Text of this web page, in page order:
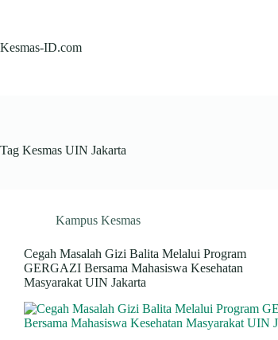
Kesmas-ID.com
Tag Kesmas UIN Jakarta
Kampus Kesmas
Cegah Masalah Gizi Balita Melalui Program
GERGAZI Bersama Mahasiswa Kesehatan
Masyarakat UIN Jakarta